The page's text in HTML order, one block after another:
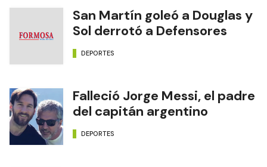
San Martín goleó a Douglas y
Sol derrotó a Defensores
DEPORTES
Falleció Jorge Messi, el padre
del capitán argentino
DEPORTES